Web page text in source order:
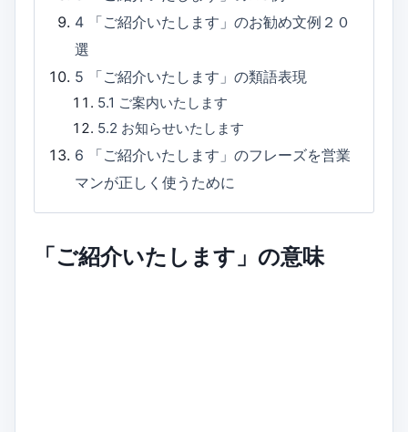
4
「ご紹介いたします」のお勧め文例２０
選
5
「ご紹介いたします」の類語表現
5.1 ご案内いたします
5.2 お知らせいたします
6
「ご紹介いたします」のフレーズを営業
マンが正しく使うために
「ご紹介いたします」の意味